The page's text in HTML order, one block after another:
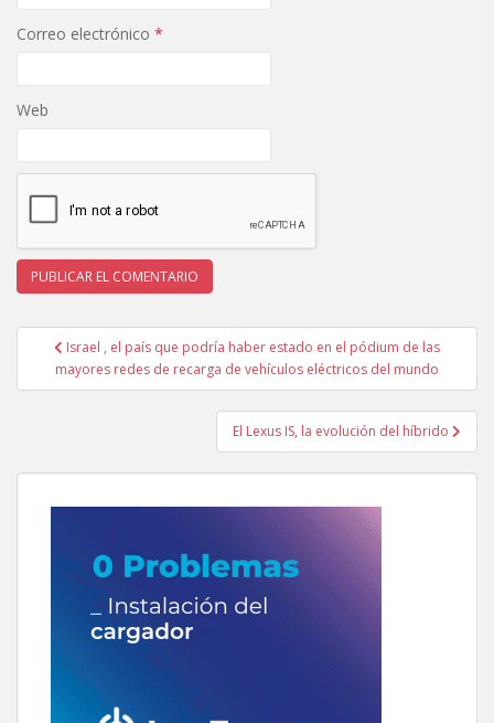
Correo electrónico *
Web
Navegación
entradas
Israel , el país que podría haber estado en el pódium de las
mayores redes de recarga de vehículos eléctricos del mundo
El Lexus IS, la evolución del híbrido